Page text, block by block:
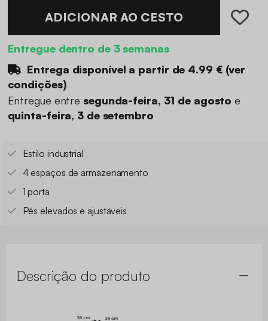
ADICIONAR AO CESTO
Entregue dentro de 3 semanas
Entrega disponível a partir de 4.99 €(ver
condições)
Entregue entre segunda-feira, 31 de agostoe
quinta-feira, 3 de setembro
Estilo industrial
4 espaços de armazenamento
1 porta
Pés elevados e ajustáveis
Descrição do produto